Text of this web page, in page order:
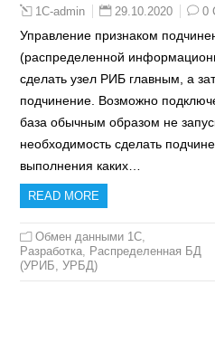
1C-admin 29.10.2020 0
Управление признаком
(распределенной
сделать узел РИБ главным, а
подчинение. Возможно
база обычным образом не
необходимость сделать
выполнения каких…
READ MORE
Обмен данными 1С,
Разработка, Распределенная БД
(УРИБ, УРБД)